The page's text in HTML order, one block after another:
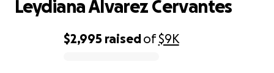
$2,995 raisedof$9K
Leydiana Alvarez Cervantes